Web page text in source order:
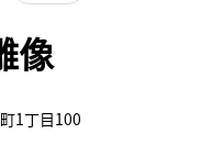
像
1丁目100